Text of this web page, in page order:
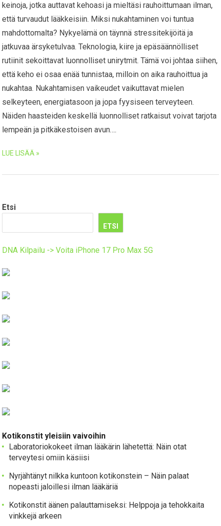
keinoja, jotka auttavat kehoasi ja mieltäsi rauhoittumaan ilman,
että turvaudut lääkkeisiin. Miksi nukahtaminen voi tuntua
mahdottomalta? Nykyelämä on täynnä stressitekijöitä ja
jatkuvaa ärsyketulvaa. Teknologia, kiire ja epäsäännölliset
rutiinit sekoittavat luonnolliset unirytmit. Tämä voi johtaa siihen,
että keho ei osaa enää tunnistaa, milloin on aika rauhoittua ja
nukahtaa. Nukahtamisen vaikeudet vaikuttavat mielen
selkeyteen, energiatasoon ja jopa fyysiseen terveyteen.
Näiden haasteiden keskellä luonnolliset ratkaisut voivat tarjota
lempeän ja pitkäkestoisen avun….
LUE LISÄÄ »
Etsi
ETSI
DNA Kilpailu -> Voita iPhone 17 Pro Max 5G
Kotikonstit yleisiin vaivoihin
Laboratoriokokeet ilman lääkärin lähetettä: Näin otat
terveytesi omiin käsiisi
Nyrjähtänyt nilkka kuntoon kotikonstein – Näin palaat
nopeasti jaloillesi ilman lääkäriä
Kotikonstit äänen palauttamiseksi: Helppoja ja tehokkaita
vinkkejä arkeen